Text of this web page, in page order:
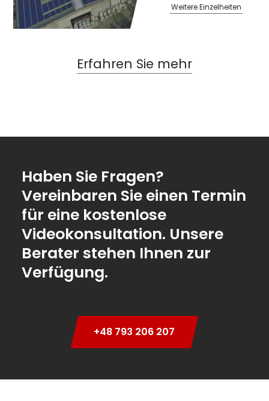
Weitere Einzelheiten
Erfahren Sie mehr
Haben Sie Fragen?
Vereinbaren Sie einen Termin
für eine kostenlose
Videokonsultation. Unsere
Berater stehen Ihnen zur
Verfügung.
+48 793 206 207